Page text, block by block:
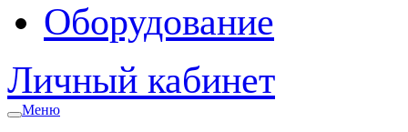
Оборудование
Личный кабинет
Меню